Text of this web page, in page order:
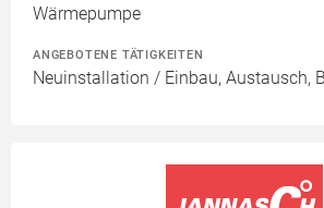
Wärmepumpe
ANGEBOTENE TÄTIGKEITEN
Neuinstallation / Einbau, Austausch,